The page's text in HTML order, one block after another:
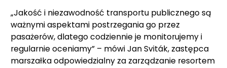
„Jakość i niezawodność transportu publicznego są
ważnymi aspektami postrzegania go przez
pasażerów, dlatego codziennie je monitorujemy i
regularnie oceniamy” – mówi Jan Sviták, zastępca
marszałka odpowiedzialny za zarządzanie resortem